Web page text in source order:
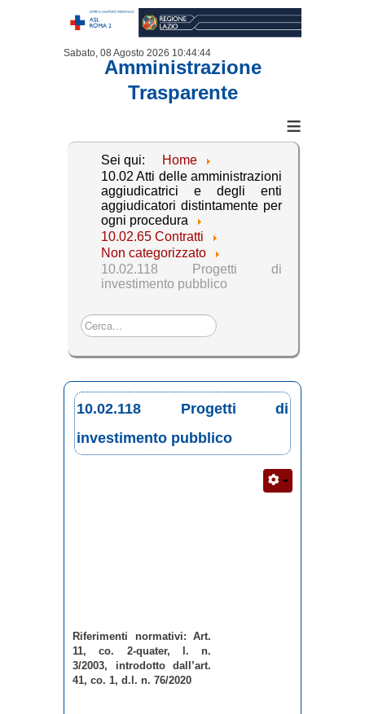
Sabato, 08 Agosto 2026 10:44:44
Amministrazione
Trasparente
≡
Sei qui:
Home
10.02 Atti delle amministrazioni
aggiudicatrici e degli enti
aggiudicatori distintamente per
ogni procedura
10.02.65 Contratti
Non categorizzato
10.02.118 Progetti di
investimento pubblico
Cerca...
10.02.118 Progetti di
investimento pubblico
Riferimenti normativi: Art.
11, co. 2-quater, l. n.
3/2003, introdotto dall’art.
41, co. 1, d.l. n. 76/2020